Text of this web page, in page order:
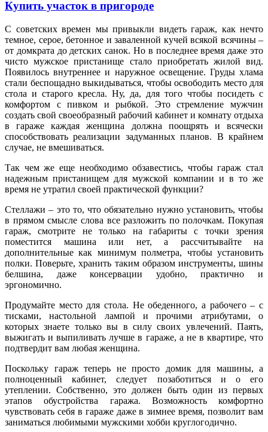
Купить участок в пригороде
С советских времен мы привыкли видеть гараж, как нечто
темное, серое, бетонное и заваленной кучей всякой всячины –
от домкрата до детских санок. Но в последнее время даже это
чисто мужское пристанище стало приобретать жилой вид.
Появилось внутреннее и наружное освещение. Груды хлама
стали беспощадно выкидываться, чтобы освободить место для
стола и старого кресла. Ну, да, для того чтобы посидеть с
комфортом с пивком и рыбкой. Это стремление мужчин
создать свой своеобразный рабочий кабинет и комнату отдыха
в гараже каждая женщина должна поощрять и всячески
способствовать реализации задуманных планов. В крайнем
случае, не вмешиваться.
Так чем же еще необходимо обзавестись, чтобы гараж стал
надежным пристанищем для мужской компании и в то же
время не утратил своей практической функции?
Стеллажи – это то, что обязательно нужно установить, чтобы
в прямом смысле слова все разложить по полочкам. Покупая
гараж, смотрите не только на габариты с точки зрения
поместится машина или нет, а рассчитывайте на
дополнительные как минимум полметра, чтобы установить
полки. Поверьте, хранить таким образом инструменты, шины
белшина, даже консервации удобно, практично и
эргономично.
Продумайте место для стола. Не обеденного, а рабочего – с
тисками, настольной лампой и прочими атрибутами, о
которых знаете только вы в силу своих увлечений. Паять,
выжигать и выпиливать лучше в гараже, а не в квартире, что
подтвердит вам любая женщина.
Поскольку гараж теперь не просто домик для машины, а
полноценный кабинет, следует позаботиться и о его
утеплении. Собственно, это должен быть один из первых
этапов обустройства гаража. Возможность комфортно
чувствовать себя в гараже даже в зимнее время, позволит вам
заниматься любимыми мужскими хобби круглогодично.